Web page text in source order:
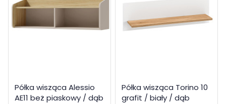
Półka wisząca Alessio
AE11 beż piaskowy / dąb
Półka wisząca Torino 10
grafit / biały / dąb